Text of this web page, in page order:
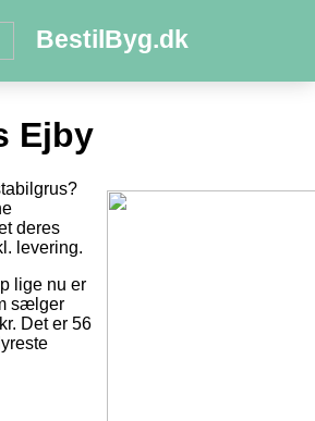
BestilByg.dk
Ejby
deres
levering.
lige nu er
sælger
Det er 56